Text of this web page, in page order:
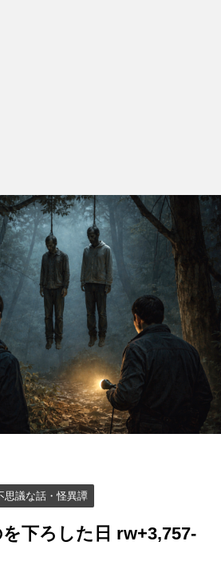
思議な話・怪異譚
下ろした日 rw+3,757-